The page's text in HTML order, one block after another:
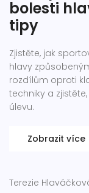
bolesti
tipy
Zjistěte, jak
hlavy
rozdílům oproti
techniky a
úlevu.
Zobrazit více
Terezie